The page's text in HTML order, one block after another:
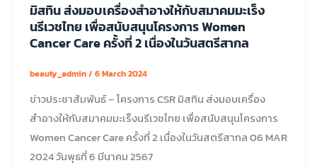
มิสทิน ส่งมอบเครื่องสำอางให้กับสมาคมมะเร็ง
นรีเวชไทย เพื่อสนับสนุนโครงการ Women
Cancer Care ครั้งที่ 2 เนื่องในวันสตรีสากล
beauty_admin/ 6 March 2024
ข่าวประชาสัมพันธ์ – โครงการ CSR มิสทิน ส่งมอบเครื่อง
สำอางให้กับสมาคมมะเร็งนรีเวชไทย เพื่อสนับสนุนโครงการ
Women Cancer Care ครั้งที่ 2 เนื่องในวันสตรีสากล 06 MAR
2024 วันพุธที่ 6 มีนาคม 2567